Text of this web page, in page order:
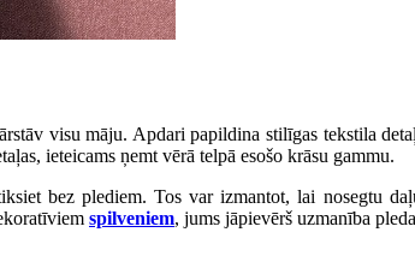
visu māju. Apdari papildina stilīgas tekstila
ieteicams ņemt vērā telpā esošo krāsu gammu.
bez plediem. Tos var izmantot, lai nosegtu
spilveniem, jums jāpievērš uzmanība